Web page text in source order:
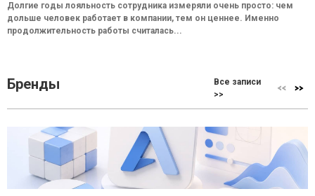
Долгие годы лояльность сотрудника измеряли очень просто: чем
дольше человек работает в компании, тем он ценнее. Именно
продолжительность работы считалась...
Бренды
Все записи
>>